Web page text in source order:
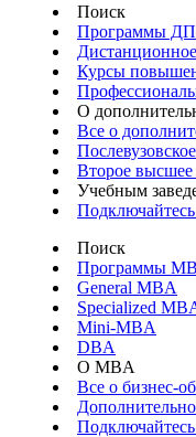
Поиск
Программы
Курсы
О
Все о
Второе высшее
Учебным
Подключайтесь
Поиск
Программы
General MBA
Specialized
Mini-MBA
DBA
О MBA
Все о бизнес-
Подключайтесь